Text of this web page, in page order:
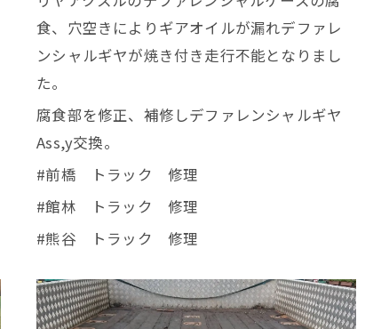
食、穴空きによりギアオイルが漏れデファレ
ンシャルギヤが焼き付き走行不能となりまし
た。
腐食部を修正、補修しデファレンシャルギヤ
Ass,y交換。
#前橋 トラック 修理
#館林 トラック 修理
#熊谷 トラック 修理